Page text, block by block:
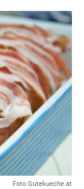
Foto Gutekueche.at